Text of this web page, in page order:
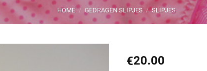
HOME / GEDRAGEN SLIPJES / SLIPJES
€20.00